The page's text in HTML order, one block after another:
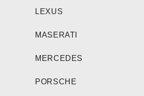
LEXUS
MASERATI
MERCEDES
PORSCHE